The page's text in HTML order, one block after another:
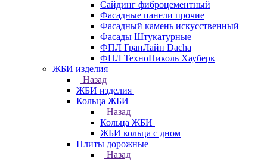
Сайдинг фиброцементный
Фасадные панели прочие
Фасадный камень искусственный
Фасады Штукатурные
ФПЛ ГранЛайн Dacha
ФПЛ ТехноНиколь Хауберк
ЖБИ изделия
Назад
ЖБИ изделия
Кольца ЖБИ
Назад
Кольца ЖБИ
ЖБИ кольца с дном
Плиты дорожные
Назад